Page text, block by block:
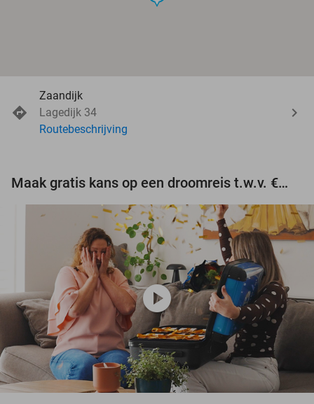
Zaandijk
Lagedijk 34
Routebeschrijving
Maak gratis kans op een droomreis t.w.v. €3.000!
play_circle